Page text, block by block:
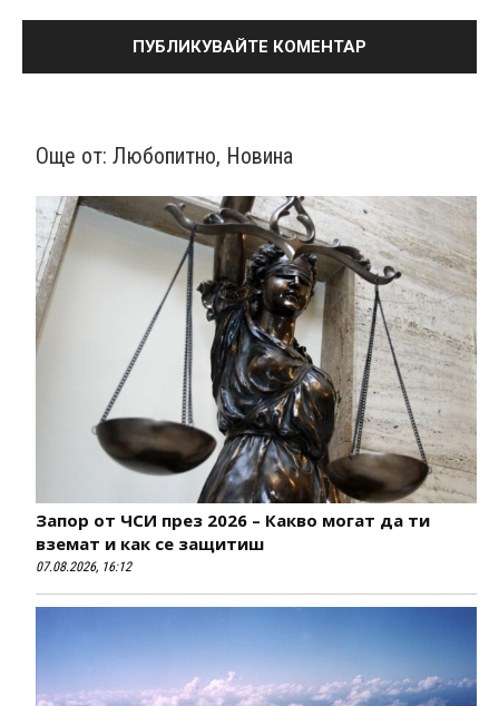
Още от: Любопитно, Новина
Запор от ЧСИ през 2026 – Какво могат да ти
вземат и как се защитиш
07.08.2026, 16:12